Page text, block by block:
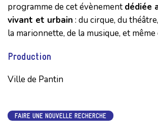
programme de cet évènement dédiée
vivant et urbain : du cirque, du
la marionnette, de la musique, et même
Production
Ville de Pantin
FAIRE UNE NOUVELLE RECHERCHE